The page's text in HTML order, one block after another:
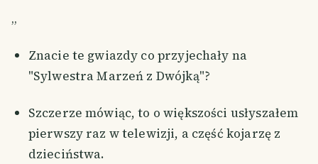
„
Znacie te gwiazdy co przyjechały na
"Sylwestra Marzeń z Dwójką"?
Szczerze mówiąc, to o większości usłyszałem
pierwszy raz w telewizji, a część kojarzę z
dzieciństwa.